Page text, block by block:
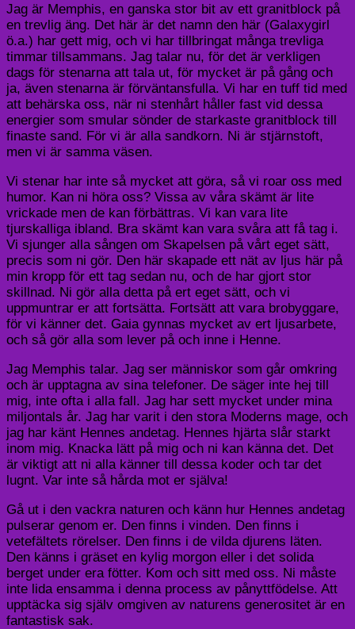
Jag är Memphis, en ganska stor bit av ett granitblock på
en trevlig äng. Det här är det namn den här (Galaxygirl
ö.a.) har gett mig, och vi har tillbringat många trevliga
timmar tillsammans. Jag talar nu, för det är verkligen
dags för stenarna att tala ut, för mycket är på gång och
ja, även stenarna är förväntansfulla. Vi har en tuff tid med
att behärska oss, när ni stenhårt håller fast vid dessa
energier som smular sönder de starkaste granitblock till
finaste sand. För vi är alla sandkorn. Ni är stjärnstoft,
men vi är samma väsen.
Vi stenar har inte så mycket att göra, så vi roar oss med
humor. Kan ni höra oss? Vissa av våra skämt är lite
vrickade men de kan förbättras. Vi kan vara lite
tjurskalliga ibland. Bra skämt kan vara svåra att få tag i.
Vi sjunger alla sången om Skapelsen på vårt eget sätt,
precis som ni gör. Den här skapade ett nät av ljus här på
min kropp för ett tag sedan nu, och de har gjort stor
skillnad. Ni gör alla detta på ert eget sätt, och vi
uppmuntrar er att fortsätta. Fortsätt att vara brobyggare,
för vi känner det. Gaia gynnas mycket av ert ljusarbete,
och så gör alla som lever på och inne i Henne.
Jag Memphis talar. Jag ser människor som går omkring
och är upptagna av sina telefoner. De säger inte hej till
mig, inte ofta i alla fall. Jag har sett mycket under mina
miljontals år. Jag har varit i den stora Moderns mage, och
jag har känt Hennes andetag. Hennes hjärta slår starkt
inom mig. Knacka lätt på mig och ni kan känna det. Det
är viktigt att ni alla känner till dessa koder och tar det
lugnt. Var inte så hårda mot er själva!
Gå ut i den vackra naturen och känn hur Hennes andetag
pulserar genom er. Den finns i vinden. Den finns i
vetefältets rörelser. Den finns i de vilda djurens läten.
Den känns i gräset en kylig morgon eller i det solida
berget under era fötter. Kom och sitt med oss. Ni måste
inte lida ensamma i denna process av pånyttfödelse. Att
upptäcka sig själv omgiven av naturens generositet är en
fantastisk sak.